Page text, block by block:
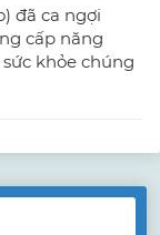
đã ca ngợi
cấp năng
khỏe chúng